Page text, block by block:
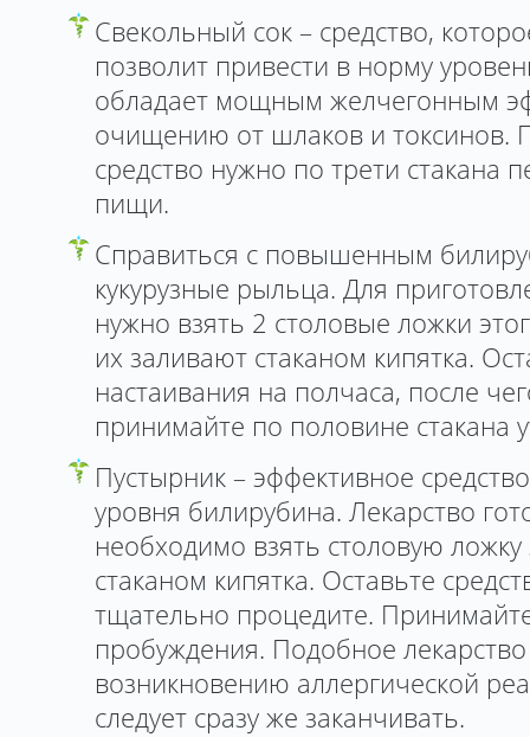
Свекольный сок – средство,
позволит привести в норму
обладает мощным желчегонным
очищению от шлаков и токсинов.
средство нужно по трети
пищи.
Справиться с повышенным
кукурузные рыльца. Для
нужно взять 2 столовые ложки
их заливают стаканом кипятка.
настаивания на полчаса, после
принимайте по половине стакана
Пустырник – эффективное
уровня билирубина. Лекарство
необходимо взять столовую
стаканом кипятка. Оставьте
тщательно процедите.
пробуждения. Подобное
возникновению аллергической
следует сразу же заканчивать.